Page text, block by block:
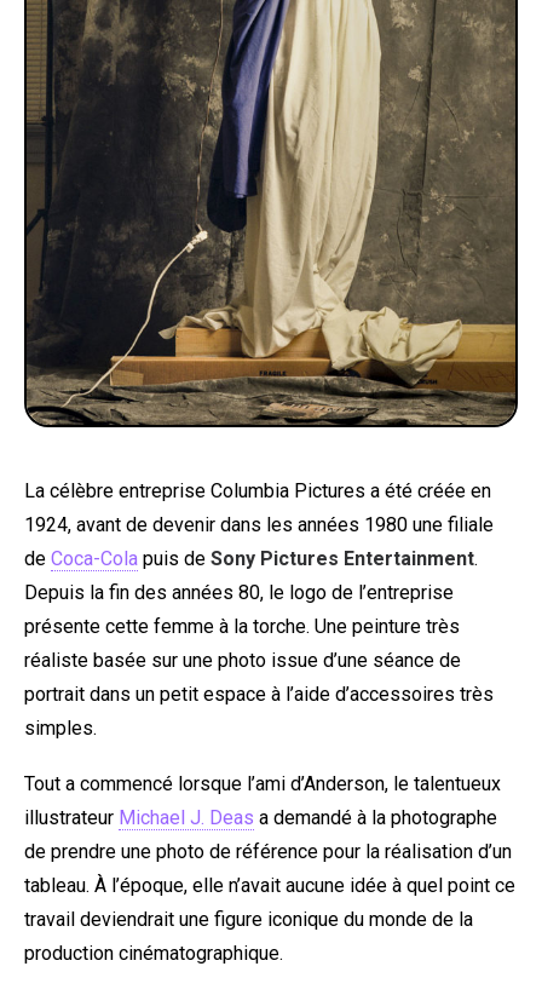
La célèbre entreprise Columbia Pictures a été créée en
1924, avant de devenir dans les années 1980 une filiale
de Coca-Cola puis de Sony Pictures Entertainment.
Depuis la fin des années 80, le logo de l’entreprise
présente cette femme à la torche. Une peinture très
réaliste basée sur une photo issue d’une séance de
portrait dans un petit espace à l’aide d’accessoires très
simples.
Tout a commencé lorsque l’ami d’Anderson, le talentueux
illustrateur Michael J. Deas a demandé à la photographe
de prendre une photo de référence pour la réalisation d’un
tableau. À l’époque, elle n’avait aucune idée à quel point ce
travail deviendrait une figure iconique du monde de la
production cinématographique.